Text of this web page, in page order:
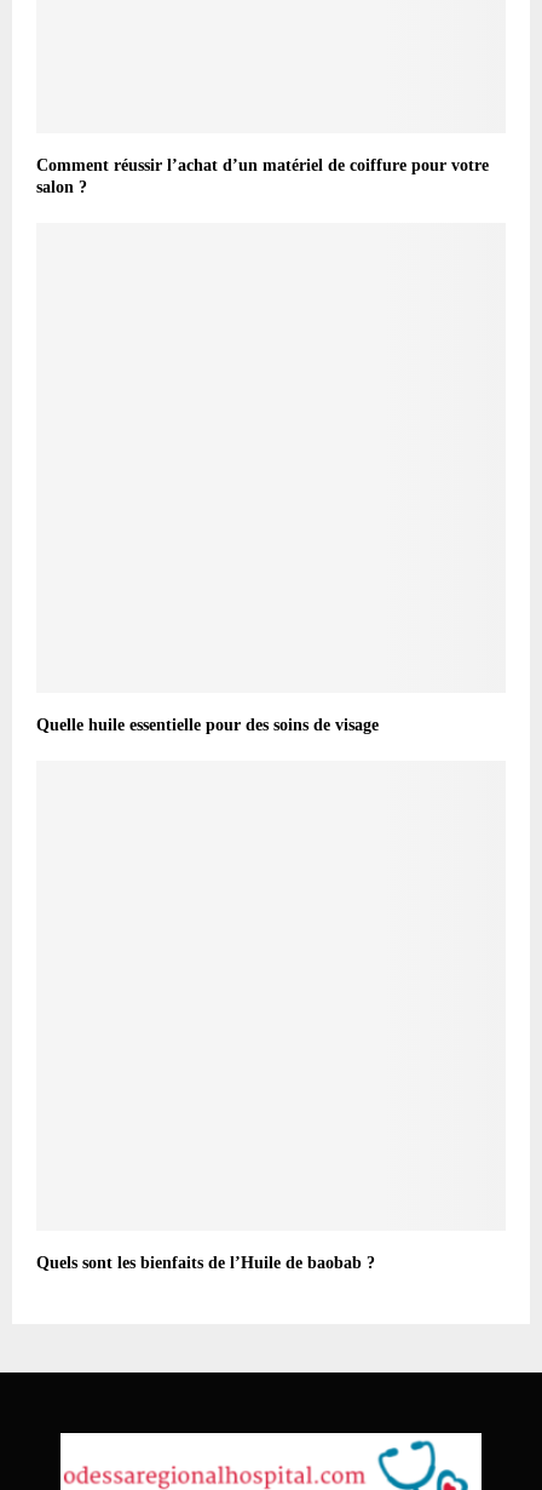
Comment réussir l’achat d’un matériel de coiffure pour votre
salon ?
Quelle huile essentielle pour des soins de visage
Quels sont les bienfaits de l’Huile de baobab ?